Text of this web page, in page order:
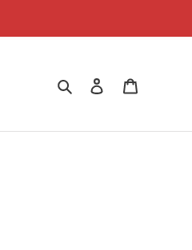
RechercherSe connecter